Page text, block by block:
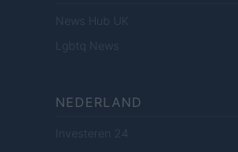
News Hub UK
Lgbtq News
NEDERLAND
Investeren 24